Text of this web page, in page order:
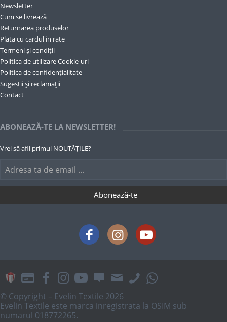
Newsletter
Cum se livrează
Returnarea produselor
Plata cu cardul in rate
Termeni și condiții
Politica de utilizare Cookie-uri
Politica de confidențialitate
Sugestii și reclamații
Contact
ABONEAZĂ-TE LA NEWSLETTER!
Vrei să afli primul NOUTĂȚILE?
© Copyright – Evelin Textile 2026
Evelin Textile este marca inregistrata la OSIM sub
numarul 018772265.